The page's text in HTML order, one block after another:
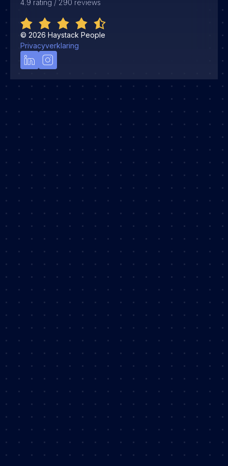
4.9 rating / 290 reviews
© 2026 Haystack People
Privacyverklaring